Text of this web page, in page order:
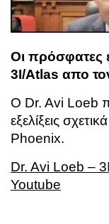
Οι πρόσφατες
3I/Atlas απο
Ο Dr. Avi Loeb
εξελίξεις
Phoenix.
Dr. Avi Loeb –
Youtube